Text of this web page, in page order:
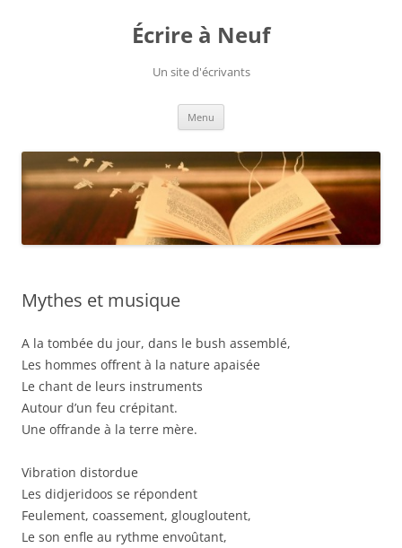
Écrire à Neuf
Un site d'écrivants
Menu
Mythes et musique
A la tombée du jour, dans le bush assemblé,
Les hommes offrent à la nature apaisée
Le chant de leurs instruments
Autour d’un feu crépitant.
Une offrande à la terre mère.
Vibration distordue
Les didjeridoos se répondent
Feulement, coassement, glougloutent,
Le son enfle au rythme envoûtant,